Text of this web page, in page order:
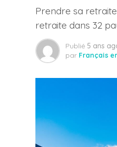
Prendre sa
retraite dans 32
Publié 5 ans
par Français